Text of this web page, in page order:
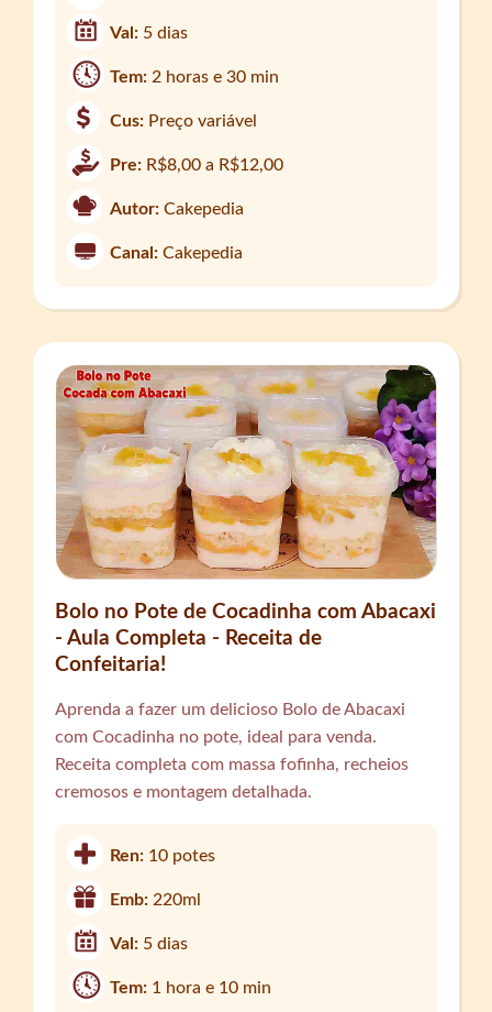
Val: 5 dias
Tem: 2 horas e 30 min
Cus: Preço variável
Pre: R$8,00 a R$12,00
Autor: Cakepedia
Canal: Cakepedia
Bolo no Pote de Cocadinha com Abacaxi
- Aula Completa - Receita de
Confeitaria!
Aprenda a fazer um delicioso Bolo de Abacaxi
com Cocadinha no pote, ideal para venda.
Receita completa com massa fofinha, recheios
cremosos e montagem detalhada.
Ren: 10 potes
Emb:220ml
Val: 5 dias
Tem: 1 hora e 10 min